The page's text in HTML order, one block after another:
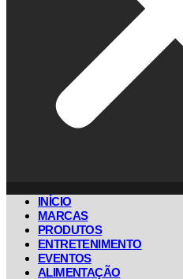
INÍCIO
MARCAS
PRODUTOS
ENTRETENIMENTO
EVENTOS
ALIMENTAÇÃO